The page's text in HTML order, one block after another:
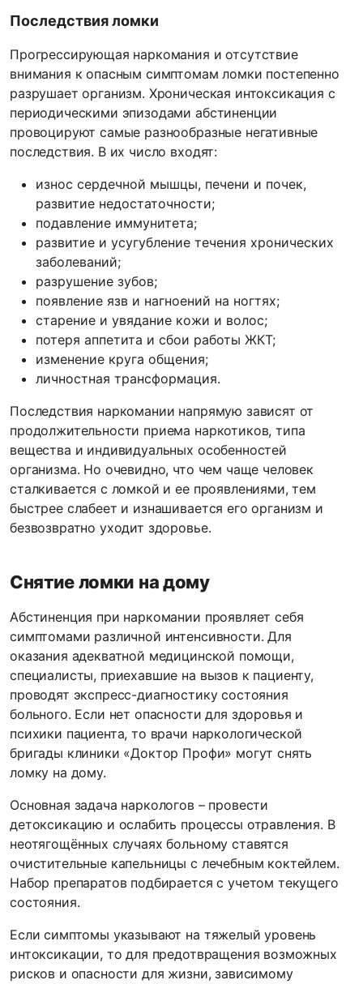
Последствия ломки
Прогрессирующая наркомания и отсутствие
внимания к опасным симптомам ломки постепенно
разрушает организм. Хроническая интоксикация с
периодическими эпизодами абстиненции
провоцируют самые разнообразные негативные
последствия. В их число входят:
износ сердечной мышцы, печени и почек,
развитие недостаточности;
подавление иммунитета;
развитие и усугубление течения хронических
заболеваний;
разрушение зубов;
появление язв и нагноений на ногтях;
старение и увядание кожи и волос;
потеря аппетита и сбои работы ЖКТ;
изменение круга общения;
личностная трансформация.
Последствия наркомании напрямую зависят от
продолжительности приема наркотиков, типа
вещества и индивидуальных особенностей
организма. Но очевидно, что чем чаще человек
сталкивается с ломкой и ее проявлениями, тем
быстрее слабеет и изнашивается его организм и
безвозвратно уходит здоровье.
Снятие ломки на дому
Абстиненция при наркомании проявляет себя
симптомами различной интенсивности. Для
оказания адекватной медицинской помощи,
специалисты, приехавшие на вызов к пациенту,
проводят экспресс-диагностику состояния
больного. Если нет опасности для здоровья и
психики пациента, то врачи наркологической
бригады клиники «Доктор Профи» могут снять
ломку на дому.
Основная задача наркологов – провести
детоксикацию и ослабить процессы отравления. В
неотягощённых случаях больному ставятся
очистительные капельницы с лечебным коктейлем.
Набор препаратов подбирается с учетом текущего
состояния.
Если симптомы указывают на тяжелый уровень
интоксикации, то для предотвращения возможных
рисков и опасности для жизни, зависимому